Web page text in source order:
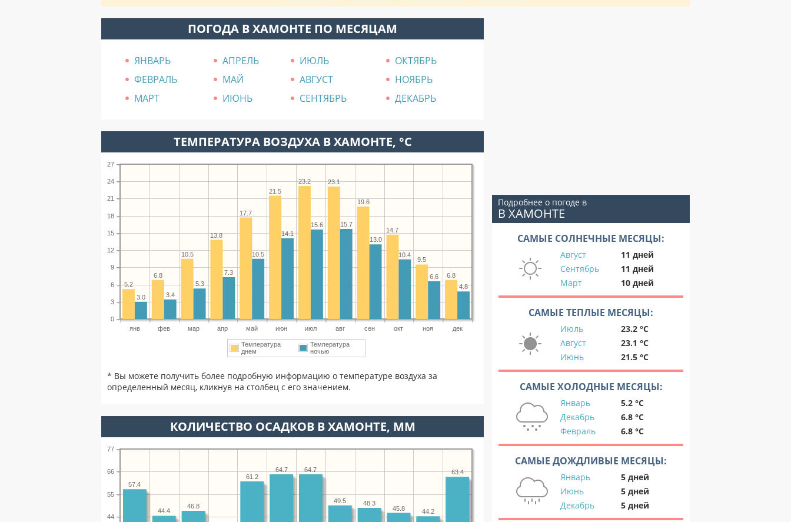
ПОГОДА В ХАМОНТЕ ПО МЕСЯЦАМ
ЯНВАРЬ АПРЕЛЬ ИЮЛЬ
ОКТЯБРЬ
ФЕВРАЛЬ
МАЙ АВГУСТ
НОЯБРЬ
МАРТ
ИЮНЬ СЕНТЯБРЬ ДЕКАБРЬ
ТЕМПЕРАТУРА ВОЗДУХА В ХАМОНТЕ, °C
янв фев мар апр май июн июл авг сен окт ноя дек
0
3
6
9
12
15
18
21
24
27
6.8
9.5
14.7
19.6
23.1
23.2
21.5
17.7
13.8
10.5
6.8
5.2
4.8
6.6
10.4
13.0
15.7
15.6
14.1
10.5
7.3
5.3
3.4
3.0
Температура
днем
Температура
ночью
* Вы можете получить более подробную информацию о температуре воздуха за
определенный месяц, кликнув на столбец с его значением.
КОЛИЧЕСТВО ОСАДКОВ В ХАМОНТЕ, ММ
44
55
66
77
63.4
44.2
45.8
48.3
49.5
64.7
64.7
61.2
46.8
44.4
57.4
Подробнее о погоде в
В ХАМОНТЕ
САМЫЕ СОЛНЕЧНЫЕ МЕСЯЦЫ:
Август
11 дней
Сентябрь
11 дней
Март
10 дней
САМЫЕ ТЕПЛЫЕ МЕСЯЦЫ:
Июль
23.2 °C
Август
23.1 °C
Июнь
21.5 °C
САМЫЕ ХОЛОДНЫЕ МЕСЯЦЫ:
Январь
5.2 °C
Декабрь
6.8 °C
Февраль
6.8 °C
САМЫЕ ДОЖДЛИВЫЕ МЕСЯЦЫ:
Январь
5 дней
Июнь
5 дней
Декабрь
5 дней